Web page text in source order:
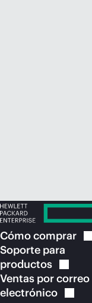
Cómocomprar
Soporte para
productos
Ventas por correo
electrónico